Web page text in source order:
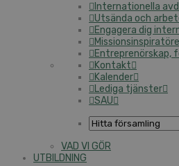
Internationella
Utsända och
Engagera dig
Entreprenörskap,
Kontakt
Kalender
Lediga tjänster
SAU
VAD VI GÖR
UTBILDNING